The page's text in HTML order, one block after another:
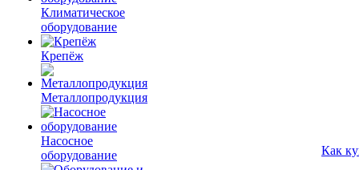
Климатическое
оборудование
Крепёж
Металлопродукция
Насосное
оборудование
Как